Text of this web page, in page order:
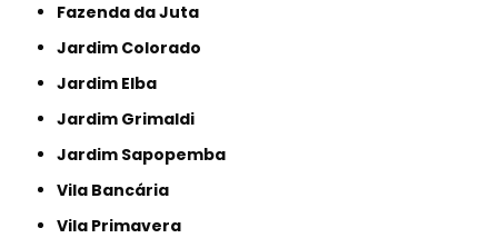
Fazenda da Juta
Jardim Colorado
Jardim Elba
Jardim Grimaldi
Jardim Sapopemba
Vila Bancária
Vila Primavera